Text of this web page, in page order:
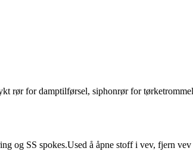
rør for damptilførsel, siphonrør for
og SS spokes.Used å åpne stoff i vev, fjern